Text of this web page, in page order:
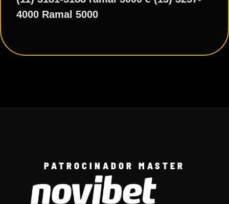
4000 Ramal 5000
PATROCINADOR MASTER